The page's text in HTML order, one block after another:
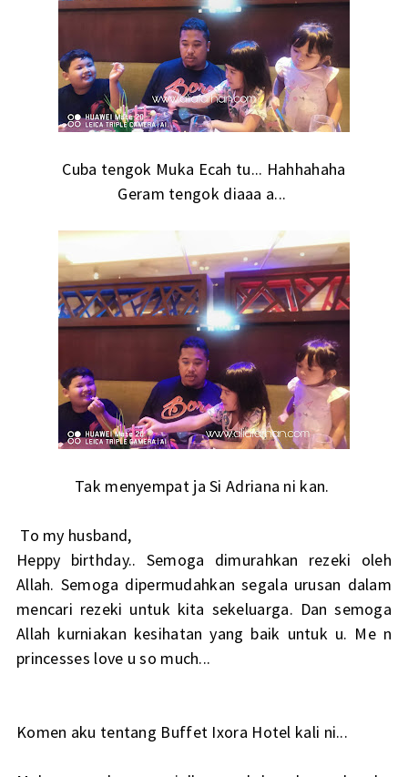
Cuba tengok Muka Ecah tu... Hahhahaha
Geram tengok diaaa a...
Tak menyempat ja Si Adriana ni kan.
To my husband,
Heppy birthday.. Semoga dimurahkan rezeki oleh
Allah. Semoga dipermudahkan segala urusan dalam
mencari rezeki untuk kita sekeluarga. Dan semoga
Allah kurniakan kesihatan yang baik untuk u. Me n
princesses love u so much...
Komen aku tentang Buffet Ixora Hotel kali ni...